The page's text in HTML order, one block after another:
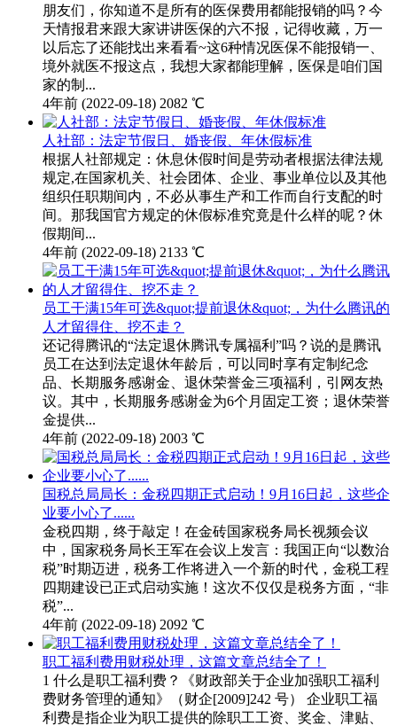
朋友们，你知道不是所有的医保费用都能报销的吗？今
天情报君来跟大家讲讲医保的六不报，记得收藏，万一
以后忘了还能找出来看看~这6种情况医保不能报销一、
境外就医不报这点，我想大家都能理解，医保是咱们国
家的制...
4年前 (2022-09-18) 2082 ℃
人社部：法定节假日、婚丧假、年休假标准
根据人社部规定：休息休假时间是劳动者根据法律法规
规定,在国家机关、社会团体、企业、事业单位以及其他
组织任职期间内，不必从事生产和工作而自行支配的时
间。那我国官方规定的休假标准究竟是什么样的呢？休
假期间...
4年前 (2022-09-18) 2133 ℃
员工干满15年可选&quot;提前退休&quot;，为什么腾讯的
人才留得住、挖不走？
还记得腾讯的“法定退休腾讯专属福利”吗？说的是腾讯
员工在达到法定退休年龄后，可以同时享有定制纪念
品、长期服务感谢金、退休荣誉金三项福利，引网友热
议。其中，长期服务感谢金为6个月固定工资；退休荣誉
金提供...
4年前 (2022-09-18) 2003 ℃
国税总局局长：金税四期正式启动！9月16日起，这些企
业要小心了......
金税四期，终于敲定！在金砖国家税务局长视频会议
中，国家税务局长王军在会议上发言：我国正向“以数治
税”时期迈进，税务工作将进入一个新的时代，金税工程
四期建设已正式启动实施！这次不仅仅是税务方面，“非
税”...
4年前 (2022-09-18) 2092 ℃
职工福利费用财税处理，这篇文章总结全了！
1 什么是职工福利费？《财政部关于企业加强职工福利
费财务管理的通知》（财企[2009]242 号） 企业职工福
利费是指企业为职工提供的除职工工资、奖金、津贴、